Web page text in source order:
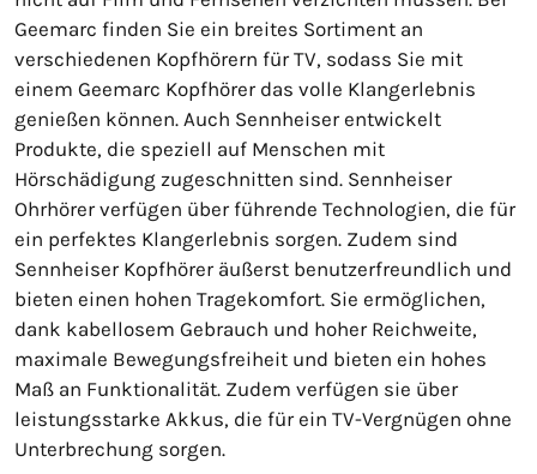
Geemarc finden Sie ein breites Sortiment an
verschiedenen Kopfhörern für TV, sodass Sie mit
einem Geemarc Kopfhörer das volle Klangerlebnis
genießen können. Auch Sennheiser entwickelt
Produkte, die speziell auf Menschen mit
Hörschädigung zugeschnitten sind. Sennheiser
Ohrhörer verfügen über führende Technologien, die für
ein perfektes Klangerlebnis sorgen. Zudem sind
Sennheiser Kopfhörer äußerst benutzerfreundlich und
bieten einen hohen Tragekomfort. Sie ermöglichen,
dank kabellosem Gebrauch und hoher Reichweite,
maximale Bewegungsfreiheit und bieten ein hohes
Maß an Funktionalität. Zudem verfügen sie über
leistungsstarke Akkus, die für ein TV-Vergnügen ohne
Unterbrechung sorgen.